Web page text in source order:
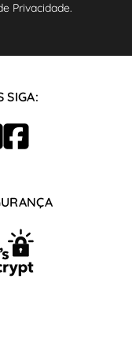
Privacidade.
SIGA: